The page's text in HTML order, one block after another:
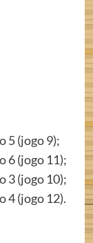
5 (jogo 9);
6 (jogo 11);
3 (jogo 10);
4 (jogo 12).